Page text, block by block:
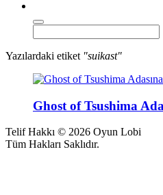
Yazılardaki etiket "suikast"
Ghost of Tsushima
Telif Hakkı © 2026 Oyun Lobi
Tüm Hakları Saklıdır.